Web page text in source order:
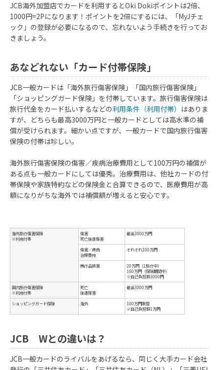
利用合計金額 メンバーランク名称
30万円以上～50万円未満
スターePLUS
100万円以上～300万円未満 スターαPLUS
JCB海外加盟店でカードを利用するとOki Dokiポイントは2倍、
1000円=2Pになります！ポイントを2倍にするには、「MyJチェ
ック」の登録が必要になるので、忘れないよう手続きを行ってお
きましょう。
あなどれない「カード付帯保険」
JCB一般カードは「海外旅行傷害保険」「国内旅行傷害保険」
「ショッピングガード保険」を付帯しています。旅行傷害保険は
旅行代金をカード払いするなどの利用条件（利用付帯） はありま
すが、どちらも最高3000万円と一般カードとしては高水準の補
償が受けられます。細かい点ですが、一般カードで国内旅行傷害
保険の付帯は珍しい。
海外旅行傷害保険の傷害／疾病治療費用として100万円の補償が
ある点も一般カードにしては優秀。治療費用は、他社カードの付
帯保険や家族特約などの保険金と合算できるので、医療費用が高
額になりがちな海外では補償額が増えると安心です。
JCB Wとの違いは？
JCB一般カードのライバルをあげるなら、同じく大手カード会社